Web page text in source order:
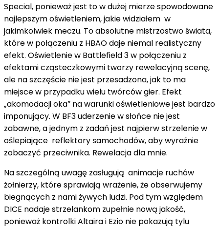
Special, ponieważ jest to w dużej mierze spowodowane
najlepszym oświetleniem, jakie widziałem w
jakimkolwiek meczu. To absolutne mistrzostwo świata,
które w połączeniu z HBAO daje niemal realistyczny
efekt. Oświetlenie w Battlefield 3 w połączeniu z
efektami cząsteczkowymi tworzy rewelacyjną scenę,
ale na szczęście nie jest przesadzona, jak to ma
miejsce w przypadku wielu twórców gier. Efekt
„akomodacji oka” na warunki oświetleniowe jest bardzo
imponujący. W BF3 uderzenie w słońce nie jest
zabawne, a jednym z zadań jest najpierw strzelenie w
oślepiające reflektory samochodów, aby wyraźnie
zobaczyć przeciwnika. Rewelacja dla mnie.
Na szczególną uwagę zasługują animacje ruchów
żołnierzy, które sprawiają wrażenie, że obserwujemy
biegnących z nami żywych ludzi. Pod tym względem
DICE nadaje strzelankom zupełnie nową jakość,
ponieważ kontrolki Altaira i Ezio nie pokazują tylu